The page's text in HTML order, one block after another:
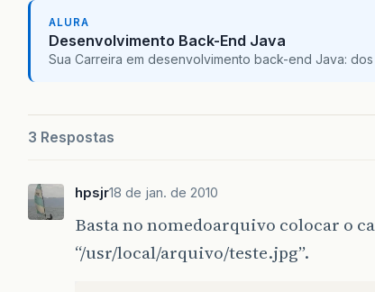
ALURA
Desenvolvimento Back-End Java
Sua Carreira em desenvolvimento back-end Java:
3 Respostas
hpsjr18 de jan. de 2010
Basta no nomedoarquivo colocar o
“/usr/local/arquivo/teste.jpg”.